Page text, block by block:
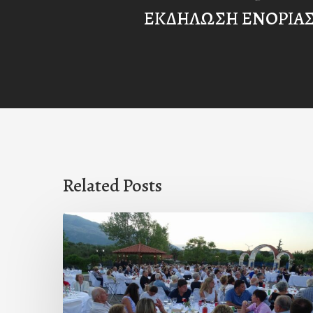
ΕΚΔΗΛΩΣΗ
Related Posts
Πρόσκληση
προς
τους
Ομογενείς